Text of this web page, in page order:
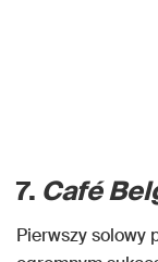
7. Café
Pierwszy solowy